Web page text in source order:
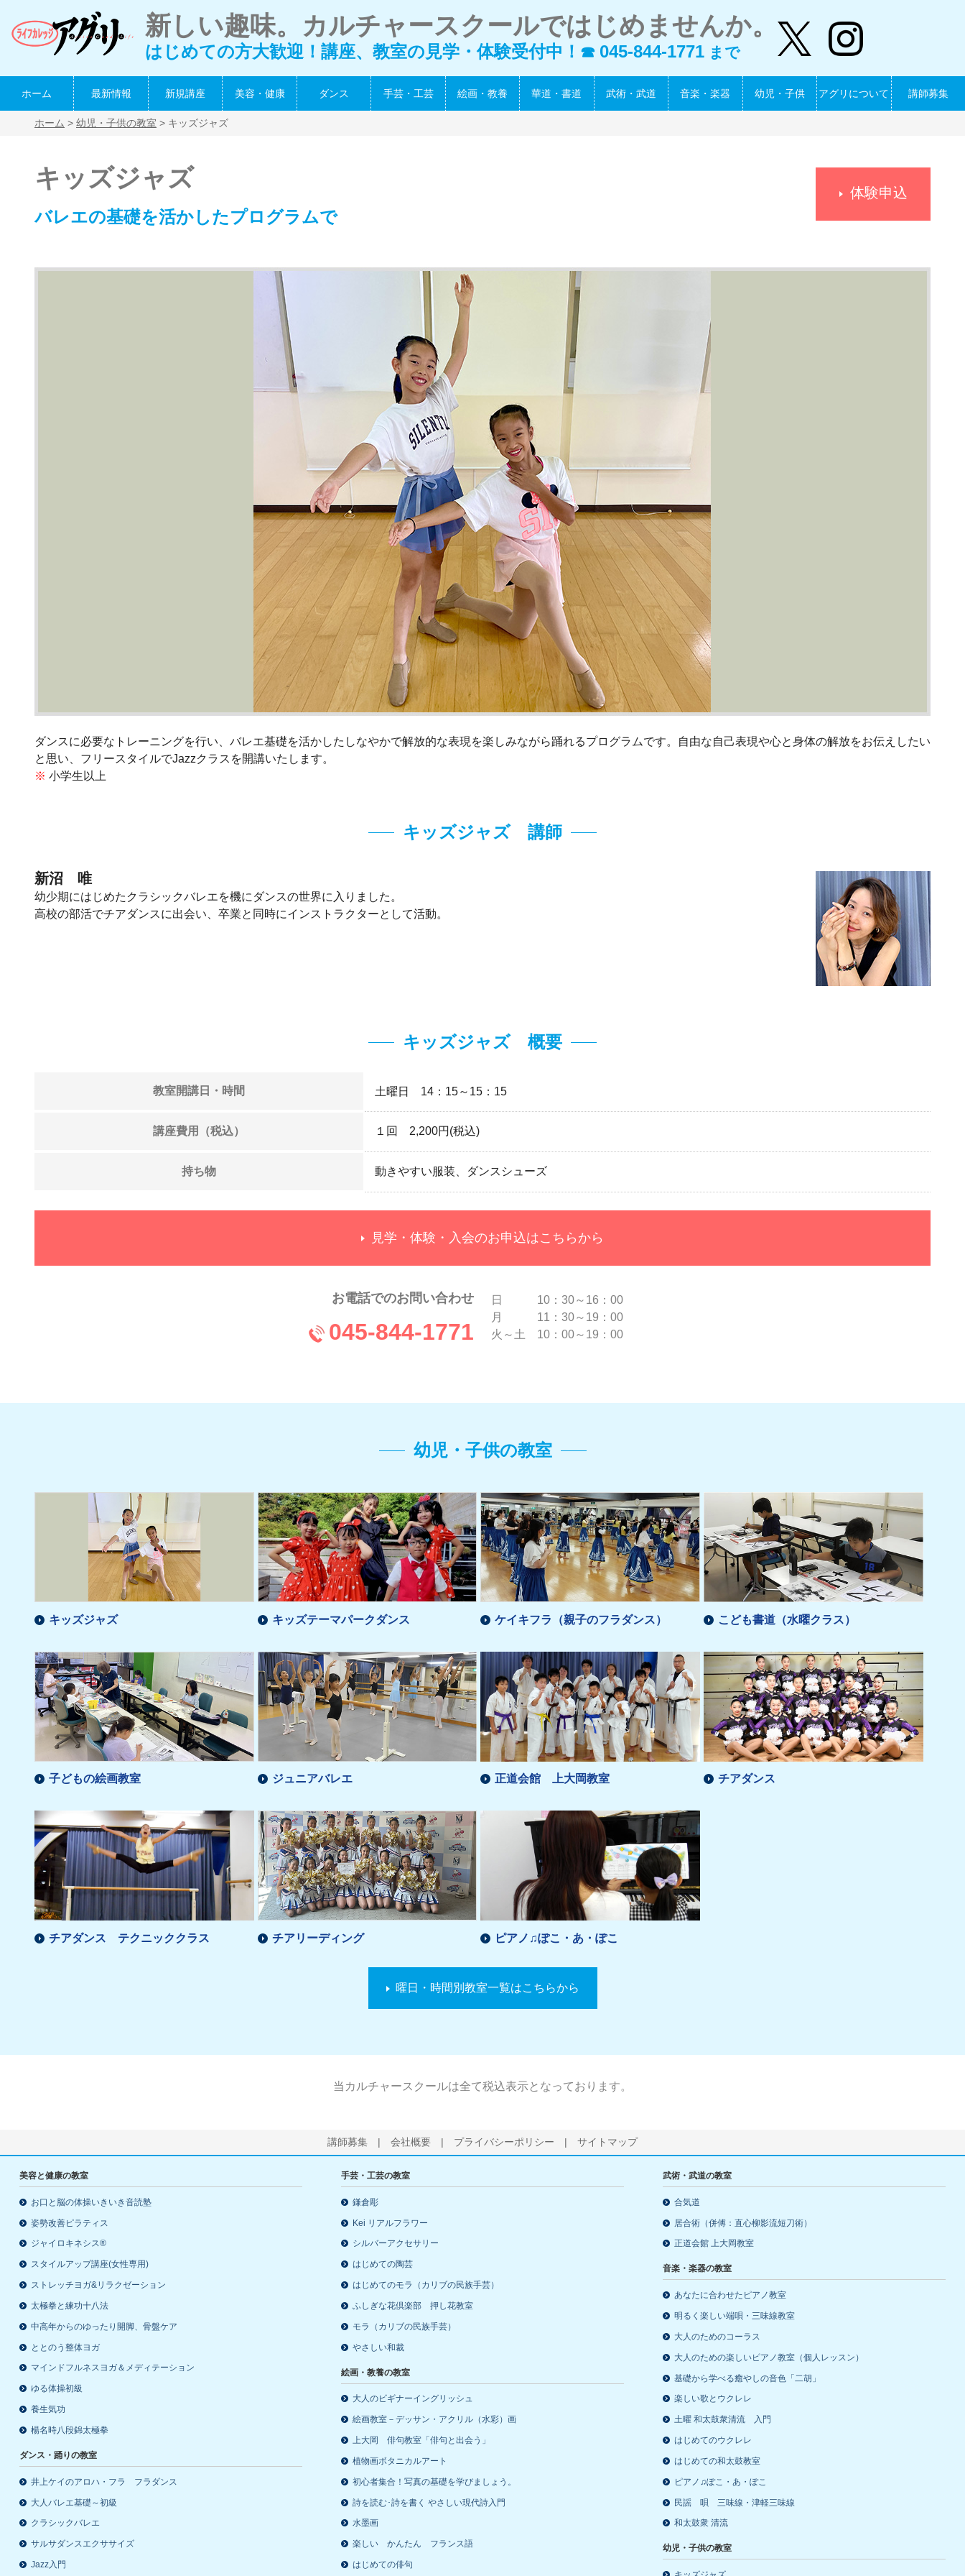
新しい趣味。カルチャースクールではじめませんか。
はじめての方大歓迎！講座、教室の見学・体験受付中！ ☎ 045-844-1771 まで
ホーム 最新情報 新規講座 美容・健康 ダンス 手芸・工芸 絵画・教養 華道・書道 武術・武道 音楽・楽器 幼児・子供 アグリについて 講師募集
ホーム > 幼児・子供の教室 > キッズジャズ
キッズジャズ
バレエの基礎を活かしたプログラムで
体験申込
ダンスに必要なトレーニングを行い、バレエ基礎を活かしたしなやかで解放的な表現を楽しみながら踊れるプログラムです。自由な自己表現や心と身体の解放をお伝えしたい
と思い、フリースタイルでJazzクラスを開講いたします。
※ 小学生以上
キッズジャズ 講師
新沼 唯
幼少期にはじめたクラシックバレエを機にダンスの世界に入りました。
高校の部活でチアダンスに出会い、卒業と同時にインストラクターとして活動。
キッズジャズ 概要
教室開講日・時間 土曜日 14：15～15：15
講座費用（税込） １回 2,200円(税込)
持ち物 動きやすい服装、ダンスシューズ
見学・体験・入会のお申込はこちらから
お電話でのお問い合わせ
045-844-1771
日 10：30～16：00
月 11：30～19：00
火～土 10：00～19：00
幼児・子供の教室
キッズジャズ キッズテーマパークダンス ケイキフラ（親子のフラダンス） こども書道（水曜クラス）
子どもの絵画教室 ジュニアバレエ 正道会館 上大岡教室 チアダンス
チアダンス テクニッククラス チアリーディング ピアノ♫ぽこ・あ・ぽこ
曜日・時間別教室一覧はこちらから
当カルチャースクールは全て税込表示となっております。
講師募集 | 会社概要 | プライバシーポリシー | サイトマップ
美容と健康の教室
お口と脳の体操いきいき音読塾
姿勢改善ピラティス
ジャイロキネシス®
スタイルアップ講座(女性専用)
ストレッチヨガ&リラクゼーション
太極拳と練功十八法
中高年からのゆったり開脚、骨盤ケア
ととのう整体ヨガ
マインドフルネスヨガ＆メディテーション
ゆる体操初級
養生気功
楊名時八段錦太極拳
ダンス・踊りの教室
井上ケイのアロハ・フラ フラダンス
大人バレエ基礎～初級
クラシックバレエ
サルサダンスエクササイズ
Jazz入門
手芸・工芸の教室
鎌倉彫
Kei リアルフラワー
シルバーアクセサリー
はじめての陶芸
はじめてのモラ（カリブの民族手芸）
ふしぎな花倶楽部 押し花教室
モラ（カリブの民族手芸）
やさしい和裁
絵画・教養の教室
大人のビギナーイングリッシュ
絵画教室－デッサン・アクリル（水彩）画
上大岡 俳句教室「俳句と出会う」
植物画ボタニカルアート
初心者集合！写真の基礎を学びましょう。
詩を読む･詩を書く やさしい現代詩入門
水墨画
楽しい かんたん フランス語
はじめての俳句
武術・武道の教室
合気道
居合術（併傅：直心柳影流短刀術）
正道会館 上大岡教室
音楽・楽器の教室
あなたに合わせたピアノ教室
明るく楽しい端唄・三味線教室
大人のためのコーラス
大人のための楽しいピアノ教室（個人レッスン）
基礎から学べる癒やしの音色「二胡」
楽しい歌とウクレレ
土曜 和太鼓衆清流 入門
はじめてのウクレレ
はじめての和太鼓教室
ピアノ♫ぽこ・あ・ぽこ
民謡 唄 三味線・津軽三味線
和太鼓衆 清流
幼児・子供の教室